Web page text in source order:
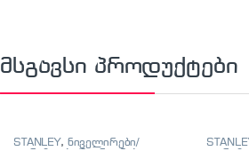
მსგავსი პროდუქტები
STANLEY, ნიველირები/